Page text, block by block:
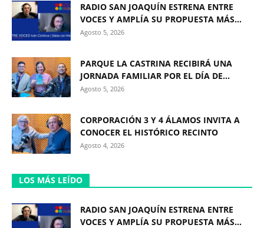
RADIO SAN JOAQUÍN ESTRENA ENTRE
VOCES Y AMPLÍA SU PROPUESTA MÁS...
Agosto 5, 2026
PARQUE LA CASTRINA RECIBIRÁ UNA
JORNADA FAMILIAR POR EL DÍA DE...
Agosto 5, 2026
CORPORACIÓN 3 Y 4 ÁLAMOS INVITA A
CONOCER EL HISTÓRICO RECINTO
Agosto 4, 2026
LOS MÁS LEÍDO
RADIO SAN JOAQUÍN ESTRENA ENTRE
VOCES Y AMPLÍA SU PROPUESTA MÁS...